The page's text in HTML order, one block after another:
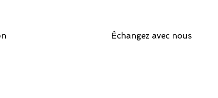
Échangez avec nous